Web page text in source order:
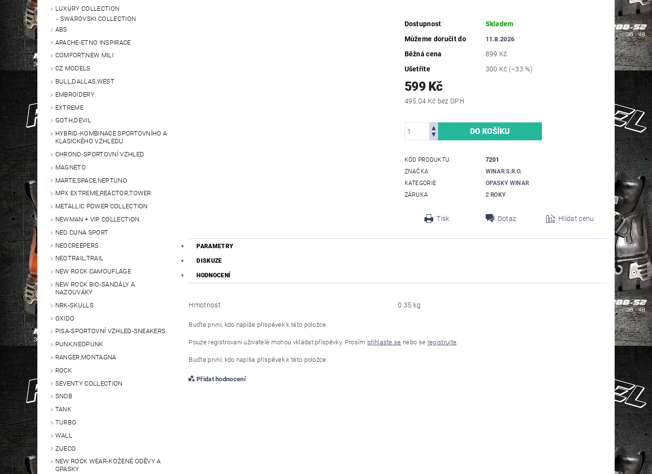
LUXURY COLLECTION
SWAROVSKI COLLECTION
ABS
APACHE-ETNO INSPIRACE
COMFORT,NEW MILI
CZ MODELS
BULL,DALLAS,WEST
EMBROIDERY
EXTREME
GOTH,DEVIL
HYBRID-KOMBINACE SPORTOVNÍHO A
KLASICKÉHO VZHLEDU
CHRONO-SPORTOVNÍ VZHLED
MAGNETO
MARTE,SPACE,NEPTUNO
MPX EXTREME,REACTOR,TOWER
METALLIC POWER COLLECTION
NEWMAN + VIP COLLECTION
NEO CUNA SPORT
NEOCREEPERS
NEOTRAIL,TRAIL
NEW ROCK CAMOUFLAGE
NEW ROCK BIO-SANDÁLY A
NAZOUVÁKY
NRK-SKULLS
OXIDO
PISA-SPORTOVNÍ VZHLED-SNEAKERS
PUNK,NEOPUNK
RANGER,MONTAGNA
ROCK
SEVENTY COLLECTION
SNOB
TANK
TURBO
WALL
ZUECO
NEW ROCK WEAR-KOŽENÉ ODĚVY A
OPASKY
Dostupnost
Skladem
Můžeme doručit do
11.8.2026
Běžná cena
899 Kč
Ušetříte
300 Kč (–33 %)
599 Kč
495,04 Kč bez DPH
KÓD PRODUKTU
7201
ZNAČKA
WINAR S.R.O.
KATEGORIE
OPASKY WINAR
ZÁRUKA
2 ROKY
Tisk Dotaz Hlídat cenu
PARAMETRY
DISKUZE
HODNOCENÍ
Hmotnost 0.35 kg
Buďte první, kdo napíše příspěvek k této položce.
Pouze registrovaní uživatelé mohou vkládat příspěvky. Prosím přihlaste se nebo se registrujte.
Buďte první, kdo napíše příspěvek k této položce.
Přidat hodnocení